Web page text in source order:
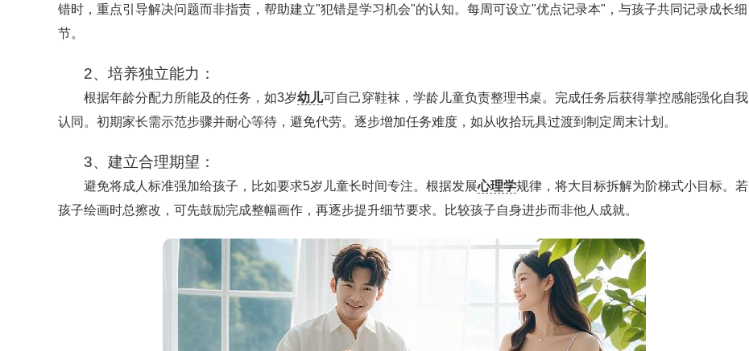
错时，重点引导解决问题而非指责，帮助建立"犯错是学习机会"的认知。每周可设立"优点记录本"，与孩子共同记录成长细
节。
2、培养独立能力：
根据年龄分配力所能及的任务，如3岁幼儿可自己穿鞋袜，学龄儿童负责整理书桌。完成任务后获得掌控感能强化自我
认同。初期家长需示范步骤并耐心等待，避免代劳。逐步增加任务难度，如从收拾玩具过渡到制定周末计划。
3、建立合理期望：
避免将成人标准强加给孩子，比如要求5岁儿童长时间专注。根据发展心理学规律，将大目标拆解为阶梯式小目标。若
孩子绘画时总擦改，可先鼓励完成整幅画作，再逐步提升细节要求。比较孩子自身进步而非他人成就。